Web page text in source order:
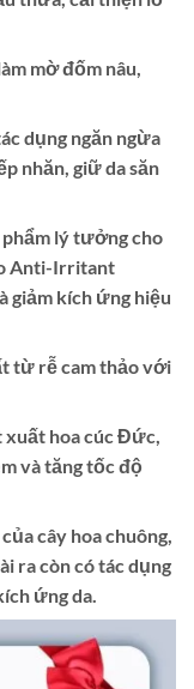
mờ đốm nâu,
dụng ngăn ngừa
nhăn, giữ da săn
phẩm lý tưởng cho
Anti-Irritant
giảm kích ứng hiệu
từ rễ cam thảo với
hoa cúc Đức,
và tăng tốc độ
cây hoa chuông,
ra còn có tác dụng
ứng da.